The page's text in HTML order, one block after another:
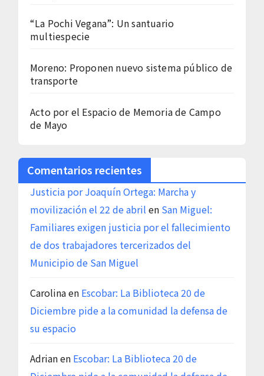
“La Pochi Vegana”: Un santuario
multiespecie
Moreno: Proponen nuevo sistema público de
transporte
Acto por el Espacio de Memoria de Campo
de Mayo
Comentarios recientes
Justicia por Joaquín Ortega: Marcha y
movilización el 22 de abril en San Miguel:
Familiares exigen justicia por el fallecimiento
de dos trabajadores tercerizados del
Municipio de San Miguel
Carolinaen Escobar: La Biblioteca 20 de
Diciembre pide a la comunidad la defensa de
su espacio
Adrianen Escobar: La Biblioteca 20 de